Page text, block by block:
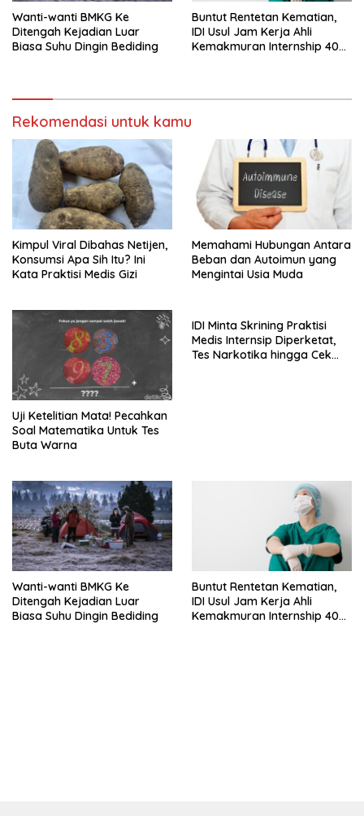
Wanti-wanti BMKG Ke
Ditengah Kejadian Luar
Biasa Suhu Dingin Bediding
Buntut Rentetan Kematian,
IDI Usul Jam Kerja Ahli
Kemakmuran Internship 40
Rekomendasi untuk kamu
Kimpul Viral Dibahas Netijen,
Konsumsi Apa Sih Itu? Ini
Kata Praktisi Medis Gizi
Memahami Hubungan Antara
Beban dan Autoimun yang
Mengintai Usia Muda
Uji Ketelitian Mata! Pecahkan
Soal Matematika Untuk Tes
Buta Warna
IDI Minta Skrining Praktisi
Medis Internsip Diperketat,
Tes Narkotika hingga Cek
Wanti-wanti BMKG Ke
Ditengah Kejadian Luar
Biasa Suhu Dingin Bediding
Buntut Rentetan Kematian,
IDI Usul Jam Kerja Ahli
Kemakmuran Internship 40